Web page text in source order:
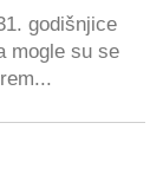
godišnjice
mogle su se